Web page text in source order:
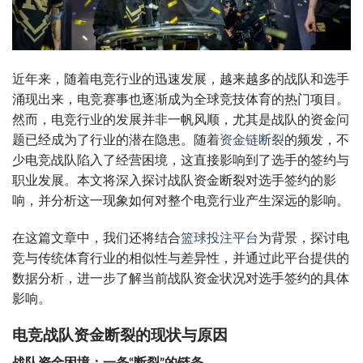
近年来，随着电竞行业的迅速发展，越来越多的战队和选手
涌现出来，电竞赛事也逐渐成为全球竞技体育的热门项目。
然而，电竞行业的发展并非一帆风顺，尤其是战队的资金问
题已经成为了行业的潜在隐患。随着资金链断裂的频发，不
少电竞战队陷入了经营困境，这直接影响到了选手的签约与
职业发展。本文将深入探讨战队资金断裂对选手签约的影
响，并分析这一现象如何对整个电竞行业产生深远的影响。
在这篇文章中，我们还将结合篮球投注平台为背景，探讨电
竞与传统体育行业的相似性与差异性，并通过此平台提供的
数据分析，进一步了解当前战队资金状况对选手签约的具体
影响。
电竞战队资金断裂的现状与原因